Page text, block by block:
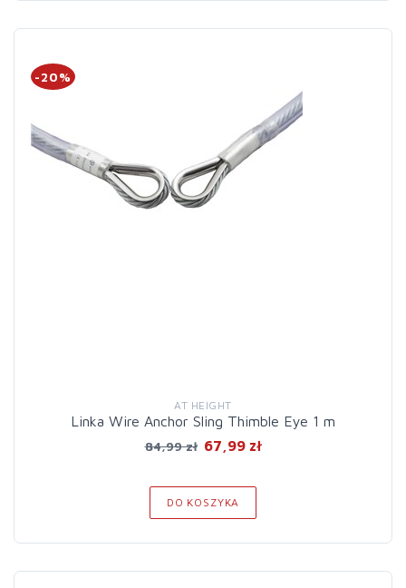
-20%
AT HEIGHT
Linka Wire Anchor Sling Thimble Eye 1 m
84,99 zł 67,99 zł
DO KOSZYKA